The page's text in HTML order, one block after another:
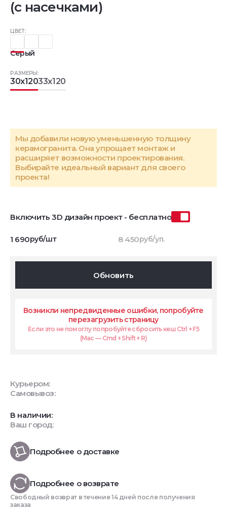
(с насечками)
ЦВЕТ:
Серый
РАЗМЕРЫ:
30x12033x120
Мы добавили новую уменьшенную толщину
керамогранита. Она упрощает монтаж и
расширяет возможности проектирования.
Выбирайте идеальный вариант для своего
проекта!
Включить 3D дизайн проект - бесплатно
1 690руб/шт 8 450руб/уп.
Обновить
Возникли непредвиденные ошибки, попробуйте
перезагрузить страницу
Если это не помоглу попробуйте сбросить кеш Ctrl + F5
(Mac — Cmd + Shift + R)
Курьером:
Самовывоз:
В наличии:
Ваш город:
Подробнее о доставке
Подробнее о возврате
Свободный возврат в течение 14 дней после получения
заказа